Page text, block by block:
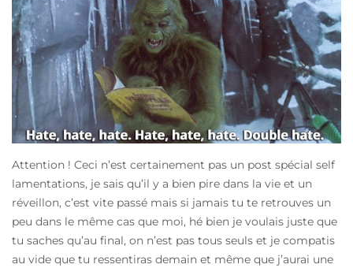
Attention ! Ceci n’est certainement pas un post spécial self
lamentations, je sais qu’il y a bien pire dans la vie et un
réveillon, c’est vite passé mais si jamais tu te retrouves un
peu dans le même cas que moi, hé bien je voulais juste que
tu saches qu’au final, on n’est pas tous seuls et je compatis
au vide que tu ressentiras demain et même que j’aurai une